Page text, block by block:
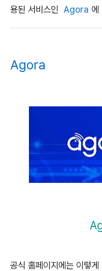
용된 서비스인 Agora 에
Agora
공식 홈페이지에는 이렇게